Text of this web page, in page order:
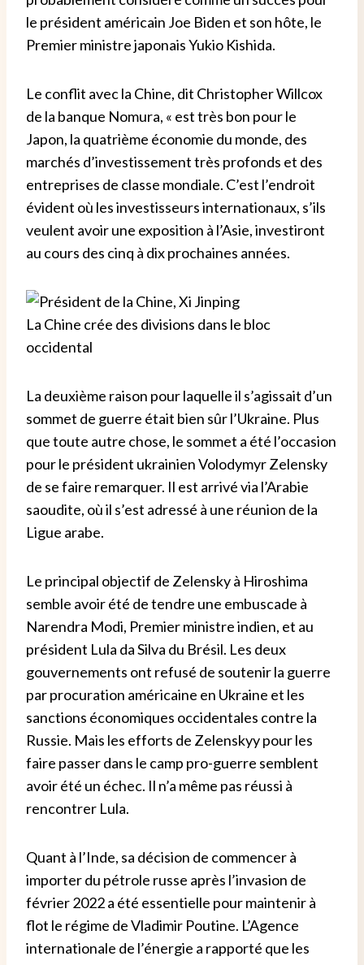
le président américain Joe Biden et son hôte, le
Premier ministre japonais Yukio Kishida.
Le conflit avec la Chine, dit Christopher Willcox
de la banque Nomura, « est très bon pour le
Japon, la quatrième économie du monde, des
marchés d’investissement très profonds et des
entreprises de classe mondiale. C’est l’endroit
évident où les investisseurs internationaux, s’ils
veulent avoir une exposition à l’Asie, investiront
au cours des cinq à dix prochaines années.
La Chine crée des divisions dans le bloc
occidental
La deuxième raison pour laquelle il s’agissait d’un
sommet de guerre était bien sûr l’Ukraine. Plus
que toute autre chose, le sommet a été l’occasion
pour le président ukrainien Volodymyr Zelensky
de se faire remarquer. Il est arrivé via l’Arabie
saoudite, où il s’est adressé à une réunion de la
Ligue arabe.
Le principal objectif de Zelensky à Hiroshima
semble avoir été de tendre une embuscade à
Narendra Modi, Premier ministre indien, et au
président Lula da Silva du Brésil. Les deux
gouvernements ont refusé de soutenir la guerre
par procuration américaine en Ukraine et les
sanctions économiques occidentales contre la
Russie. Mais les efforts de Zelenskyy pour les
faire passer dans le camp pro-guerre semblent
avoir été un échec. Il n’a même pas réussi à
rencontrer Lula.
Quant à l’Inde, sa décision de commencer à
importer du pétrole russe après l’invasion de
février 2022 a été essentielle pour maintenir à
flot le régime de Vladimir Poutine. L’Agence
internationale de l’énergie a rapporté que les